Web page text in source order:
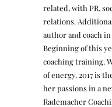
related, with PR,
relations.
author and coach
Beginning of this
coaching training.
of energy. 2017 is
her passions in a
Rademacher